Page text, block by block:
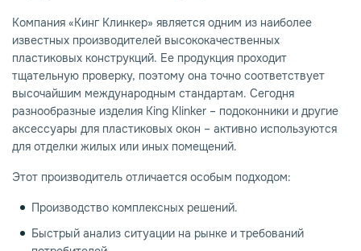
Компания «Кинг Клинкер» является одним из наиболее
известных производителей высококачественных
пластиковых конструкций. Ее продукция проходит
тщательную проверку, поэтому она точно соответствует
высочайшим международным стандартам. Сегодня
разнообразные изделия King Klinker – подоконники и другие
аксессуары для пластиковых окон – активно используются
для отделки жилых или иных помещений.
Этот производитель отличается особым подходом:
Производство комплексных решений.
Быстрый анализ ситуации на рынке и требований